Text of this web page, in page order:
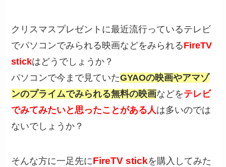
クリスマスプレゼントに最近流行っているテレビ
でパソコンでみられる映画などをみられるFireTV
stickはどうでしょうか？
パソコンで今まで見ていたGYAOの映画やアマゾ
ンのプライムでみられる無料の映画などをテレビ
でみてみたいと思ったことがある人は多いのでは
ないでしょうか？
そんな方に一足先にFireTV stickを購入してみた